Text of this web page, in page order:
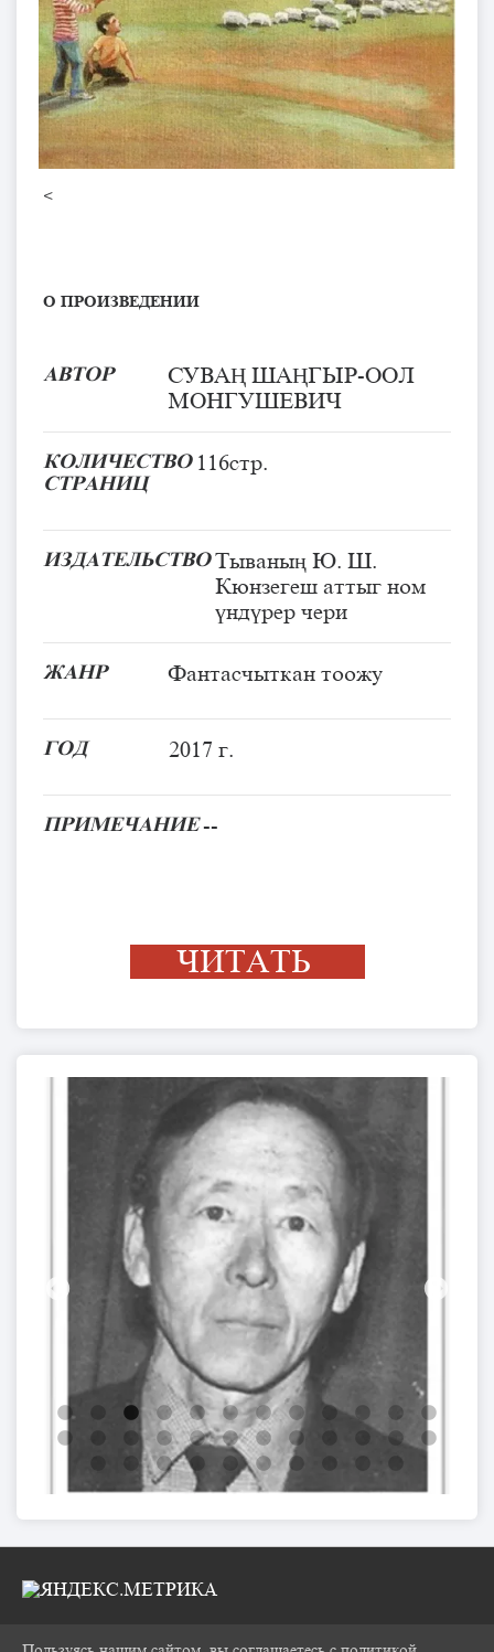
<
О ПРОИЗВЕДЕНИИ
АВТОР
СУВАҢ ШАҢГЫР-ООЛ
МОНГУШЕВИЧ
КОЛИЧЕСТВО
СТРАНИЦ
116стр.
ИЗДАТЕЛЬСТВО Тываның Ю. Ш.
Кюнзегеш аттыг ном
үндүрер чери
ЖАНР Фантасчыткан тоожу
ГОД 2017 г.
ПРИМЕЧАНИЕ --
ЧИТАТЬ